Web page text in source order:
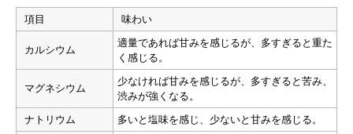
項目 味わい
カルシウム
適量であれば甘みを感じるが、多すぎると重た
く感じる。
マグネシウム
少なければ甘みを感じるが、多すぎると苦み、
渋みが強くなる。
ナトリウム
多いと塩味を感じ、少ないと甘みを感じる。